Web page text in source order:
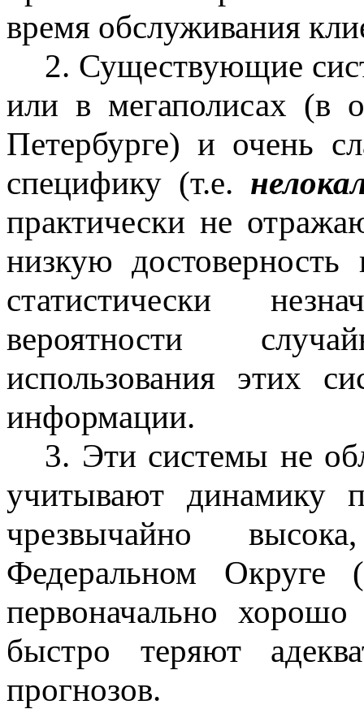
время обслуживания
2. Существующие
или в мегаполисах (в
Петербурге) и очень
специфику (т.е.
практически не
низкую
статистически
вероятности
использования этих
информации.
3. Эти системы не
учитывают динамику
чрезвычайно
Федеральном
первоначально
быстро теряют
прогнозов.